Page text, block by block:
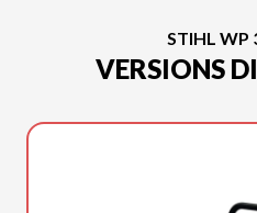
STIHL WP
VERSIONS